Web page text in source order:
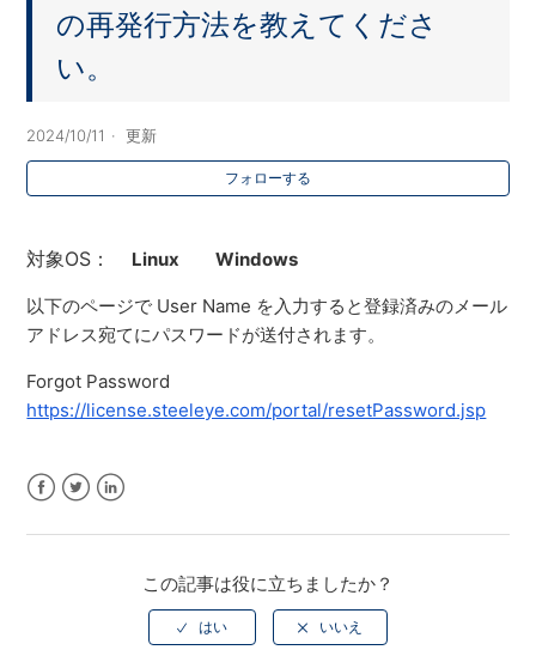
の再発行方法を教えてくださ
い。
2024/10/11 更新
フォローする
対象OS： Linux Windows
以下のページで User Name を入力すると登録済みのメール
アドレス宛てにパスワードが送付されます。
Forgot Password
https://license.steeleye.com/portal/resetPassword.jsp
この記事は役に立ちましたか？